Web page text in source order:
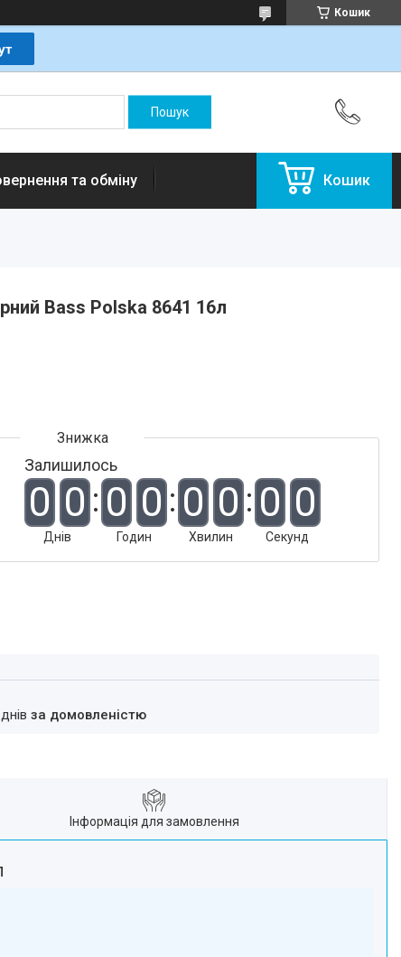
Кошик
та обміну Кошик
Bass Polska 8641 16л
Залишилось
0 0
Днів
0 0
Годин
0 0
Хвилин
0 0
Секунд
за домовленістю
Інформація для замовлення